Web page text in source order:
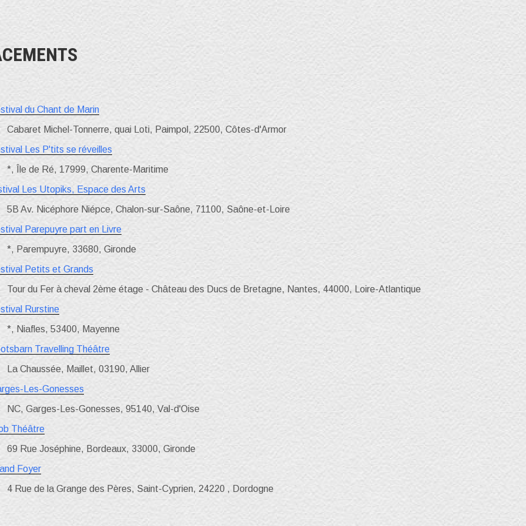
du Chant de Marin
Cabaret Michel-Tonnerre, quai Loti, Paimpol, 22500, Côtes-d'Armor
Les P'tits se réveilles
*, Île de Ré, 17999, Charente-Maritime
Les Utopiks, Espace des Arts
5B Av. Nicéphore Niépce, Chalon-sur-Saône, 71100, Saône-et-Loire
Parepuyre part en Livre
*, Parempuyre, 33680, Gironde
Petits et Grands
Tour du Fer à cheval 2ème étage - Château des Ducs de Bretagne, Nantes, 44000, Loire-Atlantique
Rurstine
*, Niafles, 53400, Mayenne
Travelling Théâtre
La Chaussée, Maillet, 03190, Allier
Les-Gonesses
NC, Garges-Les-Gonesses, 95140, Val-d'Oise
Théâtre
69 Rue Joséphine, Bordeaux, 33000, Gironde
Foyer
4 Rue de la Grange des Pères, Saint-Cyprien, 24220 , Dordogne